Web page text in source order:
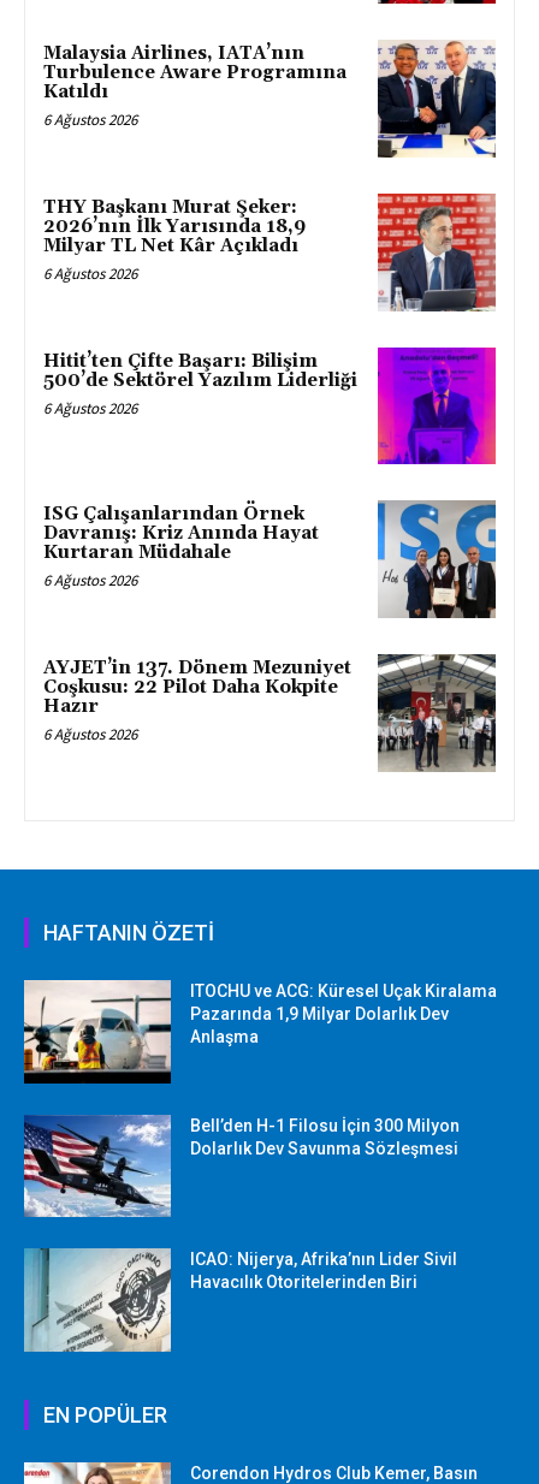
Malaysia Airlines, IATA’nın
Turbulence Aware Programına
Katıldı
6 Ağustos 2026
THY Başkanı Murat Şeker:
2026’nın İlk Yarısında 18,9
Milyar TL Net Kâr Açıkladı
6 Ağustos 2026
Hitit’ten Çifte Başarı: Bilişim
500’de Sektörel Yazılım Liderliği
6 Ağustos 2026
ISG Çalışanlarından Örnek
Davranış: Kriz Anında Hayat
Kurtaran Müdahale
6 Ağustos 2026
AYJET’in 137. Dönem Mezuniyet
Coşkusu: 22 Pilot Daha Kokpite
Hazır
6 Ağustos 2026
HAFTANIN ÖZETİ
ITOCHU ve ACG: Küresel Uçak Kiralama
Pazarında 1,9 Milyar Dolarlık Dev
Anlaşma
Bell’den H-1 Filosu İçin 300 Milyon
Dolarlık Dev Savunma Sözleşmesi
ICAO: Nijerya, Afrika’nın Lider Sivil
Havacılık Otoritelerinden Biri
EN POPÜLER
Corendon Hydros Club Kemer, Basın